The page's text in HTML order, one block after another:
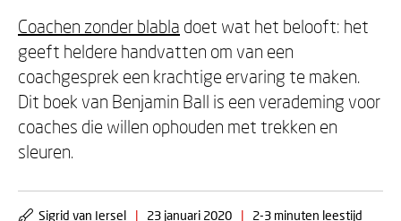
Coachen zonder blabla doet wat het belooft: het
geeft heldere handvatten om van een
coachgesprek een krachtige ervaring te maken.
Dit boek van Benjamin Ball is een verademing voor
coaches die willen ophouden met trekken en
sleuren.
Sigrid van Iersel | 23 januari 2020 | 2-3 minuten leestijd